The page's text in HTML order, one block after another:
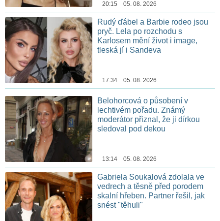
20:15 05. 08. 2026
Rudý ďábel a Barbie rodeo jsou
pryč. Lela po rozchodu s
Karlosem mění život i image,
tleská jí i Sandeva
17:34 05. 08. 2026
Belohorcová o působení v
lechtivém pořadu. Známý
moderátor přiznal, že ji dírkou
sledoval pod dekou
13:14 05. 08. 2026
Gabriela Soukalová zdolala ve
vedrech a těsně před porodem
skalní hřeben. Partner řešil, jak
snést "těhuli"